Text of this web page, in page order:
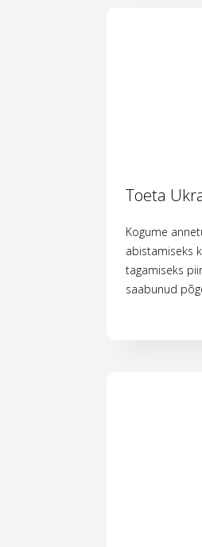
Toeta
Kogume
abistamiseks
tagamiseks
saabunud